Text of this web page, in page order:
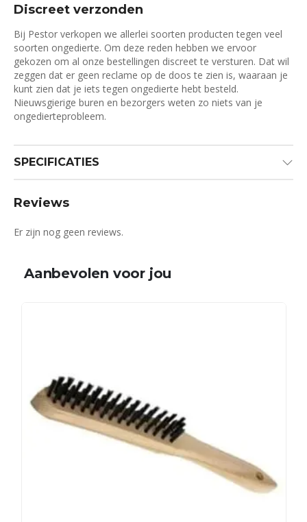
Discreet verzonden
Bij Pestor verkopen we allerlei soorten producten tegen veel
soorten ongedierte. Om deze reden hebben we ervoor
gekozen om al onze bestellingen discreet te versturen. Dat wil
zeggen dat er geen reclame op de doos te zien is, waaraan je
kunt zien dat je iets tegen ongedierte hebt besteld.
Nieuwsgierige buren en bezorgers weten zo niets van je
ongedierteprobleem.
SPECIFICATIES
Reviews
Er zijn nog geen reviews.
Aanbevolen voor jou